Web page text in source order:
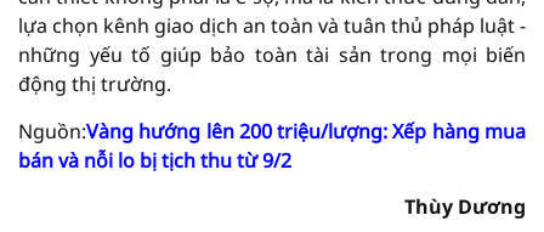
lựa chọn kênh giao dịch an toàn và tuân thủ pháp luật -
những yếu tố giúp bảo toàn tài sản trong mọi biến
động thị trường.
Nguồn:Vàng hướng lên 200 triệu/lượng: Xếp hàng mua
bán và nỗi lo bị tịch thu từ 9/2
Thùy Dương